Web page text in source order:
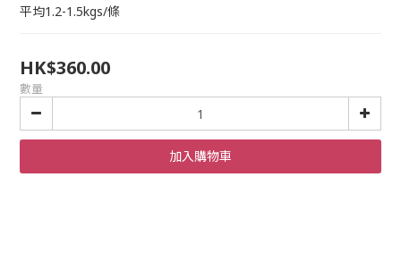
平均1.2-1.5kgs/條
HK$360.00
數量
加入購物車